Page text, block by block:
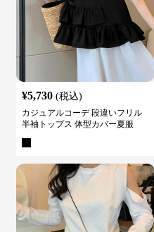
¥5,730 (税込)
カジュアルコーデ 段違いフリル
半袖トップス 体型カバー夏服